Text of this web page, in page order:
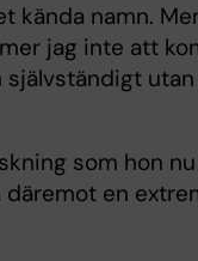
kända namn.
jag inte att
som hon
en